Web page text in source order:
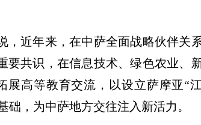
，近年来，在中萨全面战略伙伴关
要共识，在信息技术、绿色农业、
高等教育交流，以设立萨摩亚“
，为中萨地方交往注入新活力。